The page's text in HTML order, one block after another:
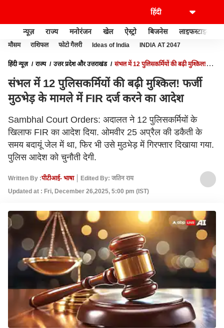
न्यूज़ राज्य मनोरंजन खेल ऐस्ट्रो बिजनेस लाइफस्टाइल
मौसम राशिफल फोटो गैलरी Ideas of India INDIA AT 2047
हिंदी न्यूज़ राज्य उत्तर प्रदेश और उत्तराखंड
संभल में 12 पुलिसकर्मियों की बढ़ी मुश्किल!
संभल में 12 पुलिसकर्मियों की बढ़ी मुश्किल! फर्जी
मुठभेड़ के मामले में FIR दर्ज करने का आदेश
Sambhal Court Orders: अदालत ने 12 पुलिसकर्मियों के
खिलाफ FIR का आदेश दिया. ओमवीर 25 अप्रैल की डकैती के
समय बदायूं जेल में था, फिर भी उसे मुठभेड़ में गिरफ्तार दिखाया गया.
पुलिस आदेश को चुनौती देगी.
Written By :पीटीआई- भाषा
Edited By: जतिन राय
Updated at : Fri, December 26,2025, 5:00 pm (IST)